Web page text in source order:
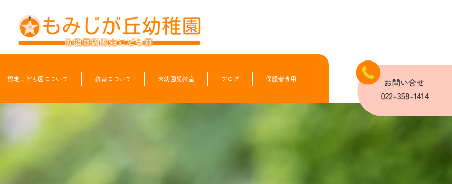
認定こども園について 教育について 未就園児教室 ブログ 保護者専用